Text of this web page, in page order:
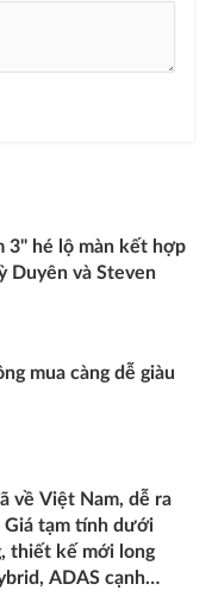
3" hé lộ màn kết hợp
Duyên và Steven
mua càng dễ giàu
về Việt Nam, dễ ra
Giá tạm tính dưới
thiết kế mới long
ADAS cạnh